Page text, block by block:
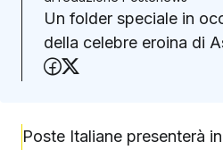
Un folder speciale in
della celebre eroina di
Condividi su
Poste Italiane presenterà